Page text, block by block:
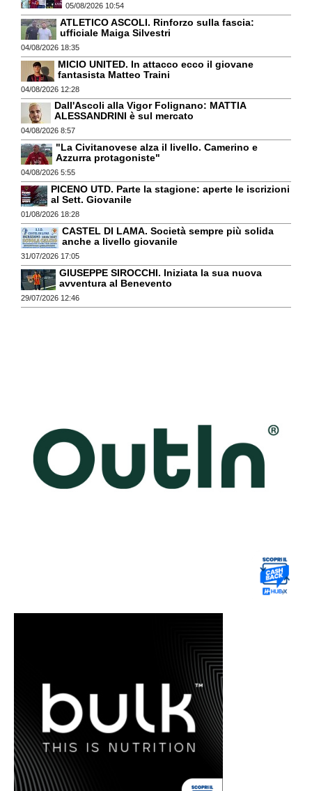
05/08/2026 10:54
ATLETICO ASCOLI. Rinforzo sulla fascia:
ufficiale Maiga Silvestri
04/08/2026 18:35
MICIO UNITED. In attacco ecco il giovane
fantasista Matteo Traini
04/08/2026 12:28
Dall'Ascoli alla Vigor Folignano: MATTIA
ALESSANDRINI è sul mercato
04/08/2026 8:57
"La Civitanovese alza il livello. Camerino e
Azzurra protagoniste"
04/08/2026 5:55
PICENO UTD. Parte la stagione: aperte le iscrizioni
al Sett. Giovanile
01/08/2026 18:28
CASTEL DI LAMA. Società sempre più solida
anche a livello giovanile
31/07/2026 17:05
GIUSEPPE SIROCCHI. Iniziata la sua nuova
avventura al Benevento
29/07/2026 12:46